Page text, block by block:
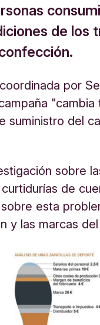
de los
por
suministro del
sobre
de
esta
y las marcas